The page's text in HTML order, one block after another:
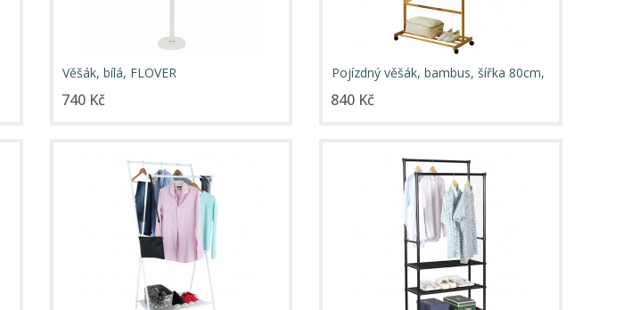
Věšák, bílá, FLOVER
740 Kč
Pojízdný věšák, bambus, šířka 80cm,
VIKIR TYP 2
840 Kč